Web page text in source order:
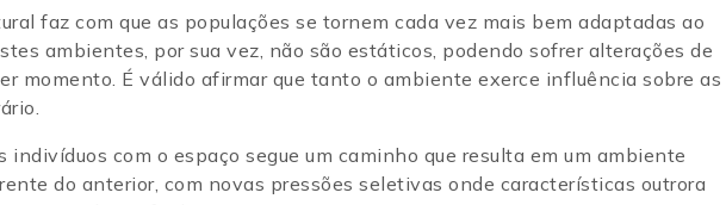
faz com que as populações se tornem cada vez mais bem adaptadas ao
ambientes, por sua vez, não são estáticos, podendo sofrer alterações de
momento. É válido afirmar que tanto o ambiente exerce influência sobre as
indivíduos com o espaço segue um caminho que resulta em um ambiente
do anterior, com novas pressões seletivas onde características outrora